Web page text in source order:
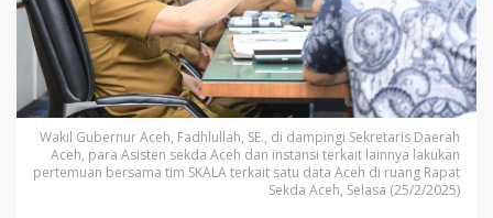
Wakil Gubernur Aceh, Fadhlullah, SE., di dampingi Sekretaris Daerah
Aceh, para Asisten sekda Aceh dan instansi terkait lainnya lakukan
pertemuan bersama tim SKALA terkait satu data Aceh di ruang Rapat
Sekda Aceh, Selasa (25/2/2025)